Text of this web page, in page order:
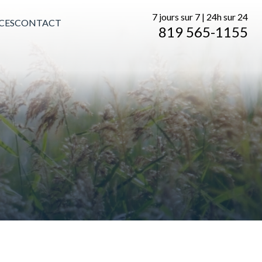
CONTACT
7 jours sur 7 | 24h sur 24
819 565-1155